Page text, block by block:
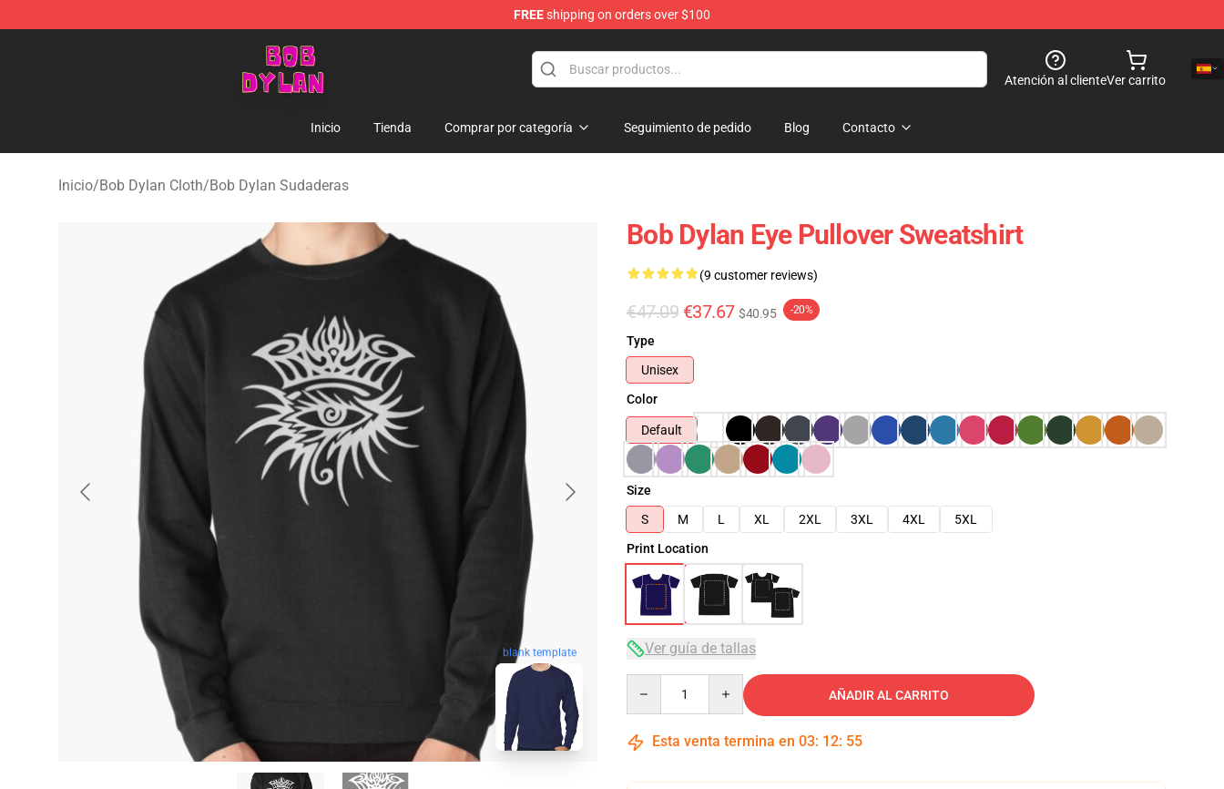
FREEshipping on orders over $100
Bob Dylan Store - Official Bob Dylan Merchandise Shop
Atención al clienteVer carrito
Inicio Tienda Comprar por categoría Seguimiento de pedido Blog Contacto
Inicio/Bob Dylan Cloth/Bob Dylan Sudaderas
blank template
Bob Dylan Eye Pullover Sweatshirt
(9 customer reviews)
€47.09 €37.67 $40.95 -20%
Type
Unisex
Color
Default
Size
S
M L XL 2XL 3XL 4XL
5XL
Print Location
Ver guía de tallas
AÑADIR AL CARRITO
Esta venta termina en 03: 12: 54